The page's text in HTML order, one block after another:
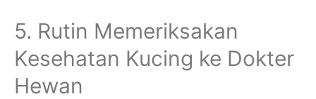
5. Rutin Memeriksakan
Kesehatan Kucing ke Dokter
Hewan